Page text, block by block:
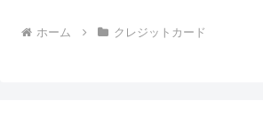
ホーム クレジットカード